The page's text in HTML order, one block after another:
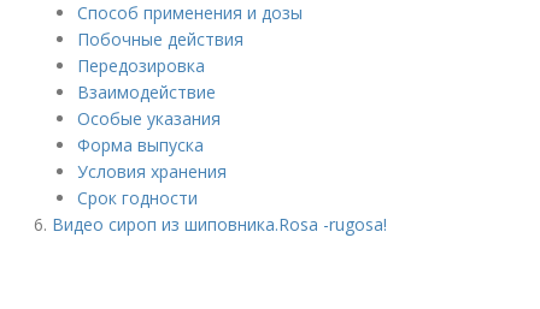
Способ применения и дозы
Побочные действия
Передозировка
Взаимодействие
Особые указания
Форма выпуска
Условия хранения
Срок годности
Видео сироп из шиповника.Rosa -rugosa!